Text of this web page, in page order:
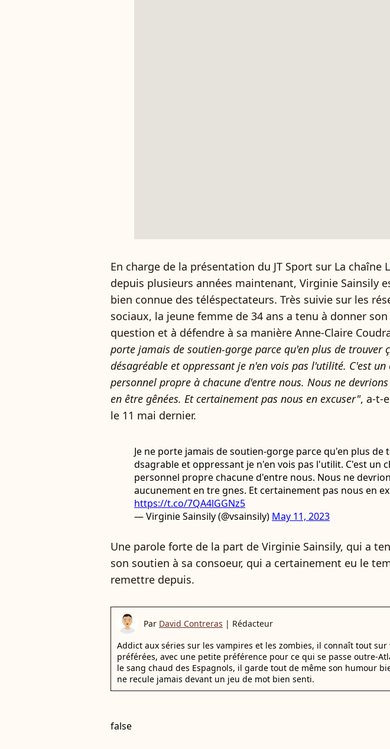
En charge de la présentation du JT Sport sur La chaîne
depuis plusieurs années maintenant, Virginie Sainsily
bien connue des téléspectateurs. Très suivie sur les
sociaux, la jeune femme de 34 ans a tenu à donner
question et à défendre à sa manière Anne-Claire
porte jamais de soutien-gorge parce qu'en plus de trouver
désagréable et oppressant je n'en vois pas l'utilité. C'est un
personnel propre à chacune d'entre nous. Nous ne
en être gênées. Et certainement pas nous en excuser", a-t-
le 11 mai dernier.
Je ne porte jamais de soutien-gorge parce qu'en plus de
dsagrable et oppressant je n'en vois pas l'utilit. C'est un
personnel propre chacune d'entre nous. Nous ne
aucunement en tre gnes. Et certainement pas nous en
https://t.co/7QA4lGGNz5
— Virginie Sainsily (@vsainsily) May 11, 2023
Une parole forte de la part de Virginie Sainsily, qui a
son soutien à sa consoeur, qui a certainement eu le
remettre depuis.
Par David Contreras | Rédacteur
Addict aux séries sur les vampires et les zombies, il connaît tout sur
préférées, avec une petite préférence pour ce qui se passe outre-
le sang chaud des Espagnols, il garde tout de même son humour
ne recule jamais devant un jeu de mot bien senti.
false